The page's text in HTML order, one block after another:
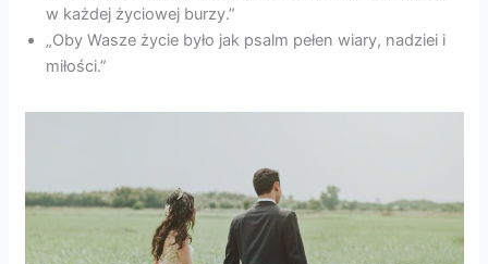
w każdej życiowej burzy.”
„Oby Wasze życie było jak psalm pełen wiary, nadziei i
miłości.”